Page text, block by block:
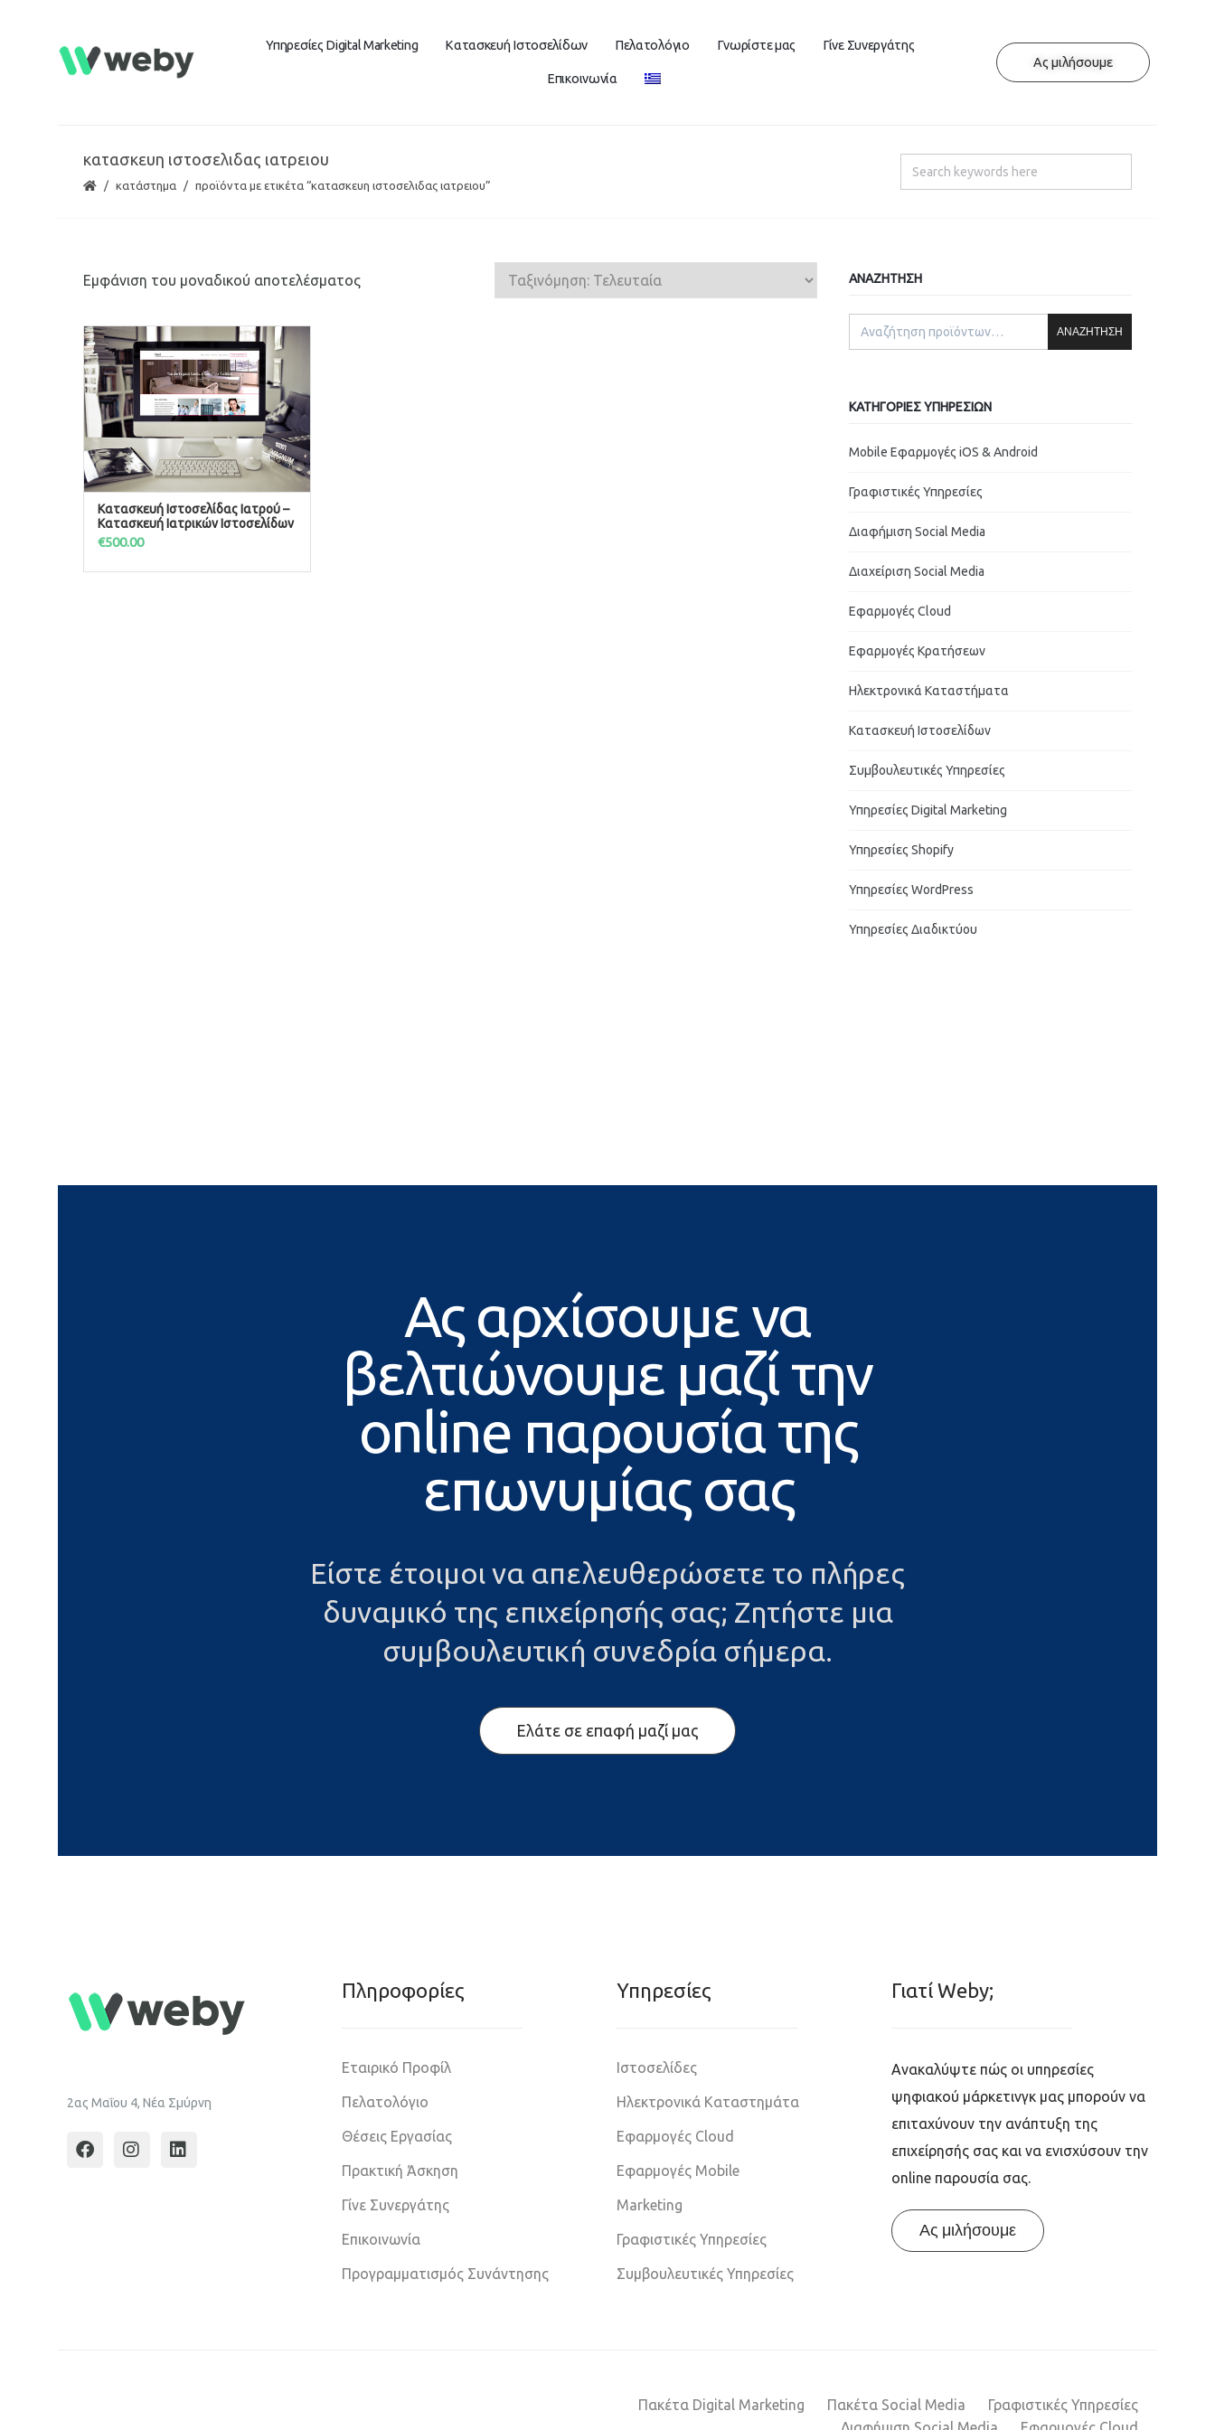
Υπηρεσίες Digital Marketing Κατασκευή Ιστοσελίδων Πελατολόγιο Γνωρίστε μας Γίνε Συνεργάτης
Επικοινωνία
Ας μιλήσουμε
κατασκευη ιστοσελιδας ιατρειου
κατάστημα προϊόντα με ετικέτα “κατασκευη ιστοσελιδας ιατρειου”
Εμφάνιση του μοναδικού αποτελέσματος
ΠΡΟΣΘΉΚΗ ΣΤΟ ΚΑΛΆΘΙ
Κατασκευή Ιστοσελίδας Ιατρού –
Κατασκευή Ιατρικών Ιστοσελίδων
€500.00
ΑΝΑΖΉΤΗΣΗ
ΑΝΑΖΉΤΗΣΗ
ΚΑΤΗΓΟΡΊΕΣ ΥΠΗΡΕΣΙΏΝ
Mobile Εφαρμογές iOS & Android
Γραφιστικές Υπηρεσίες
Διαφήμιση Social Media
Διαχείριση Social Media
Εφαρμογές Cloud
Εφαρμογές Κρατήσεων
Ηλεκτρονικά Καταστήματα
Κατασκευή Ιστοσελίδων
Συμβουλευτικές Υπηρεσίες
Υπηρεσίες Digital Marketing
Υπηρεσίες Shopify
Υπηρεσίες WordPress
Υπηρεσίες Διαδικτύου
Ας αρχίσουμε να
βελτιώνουμε μαζί την
online παρουσία της
επωνυμίας σας
Είστε έτοιμοι να απελευθερώσετε το πλήρες
δυναμικό της επιχείρησής σας; Ζητήστε μια
συμβουλευτική συνεδρία σήμερα.
Ελάτε σε επαφή μαζί μας
2ας Μαΐου 4, Νέα Σμύρνη
Πληροφoρίες
Εταιρικό Προφίλ
Πελατολόγιο
Θέσεις Εργασίας
Πρακτική Άσκηση
Γίνε Συνεργάτης
Επικοινωνία
Προγραμματισμός Συνάντησης
Υπηρεσίες
Ιστοσελίδες
Ηλεκτρονικά Καταστημάτα
Εφαρμογές Cloud
Εφαρμογές Mobile
Marketing
Γραφιστικές Υπηρεσίες
Συμβουλευτικές Υπηρεσίες
Γιατί Weby;
Ανακαλύψτε πώς οι υπηρεσίες
ψηφιακού μάρκετινγκ μας μπορούν να
επιταχύνουν την ανάπτυξη της
επιχείρησής σας και να ενισχύσουν την
online παρουσία σας.
Ας μιλήσουμε
Πακέτα Digital Marketing Πακέτα Social Media
Γραφιστικές Υπηρεσίες